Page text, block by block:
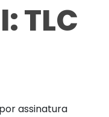
TLC
assinatura